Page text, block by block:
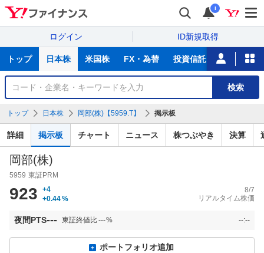
i
ログイン ID新規取得
サ
トップ 日本株 米国株 FX・為替 投資信託 ニュース
銘
検
索
検索
トップ 日本株 岡部(株)【5959.T】 掲示板
詳細 掲示板 チャート ニュース 株つぶやき 決算
岡部(株)
5959 東証PRM
923
+4
+0.44%
8/7
リアルタイム株価
夜間PTS--- 東証終値比---% --:--
ポートフォリオ追加